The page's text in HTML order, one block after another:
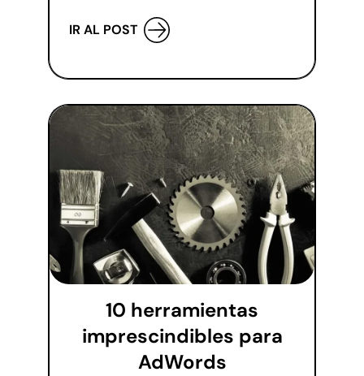
IR AL POST
10 herramientas
imprescindibles para
AdWords